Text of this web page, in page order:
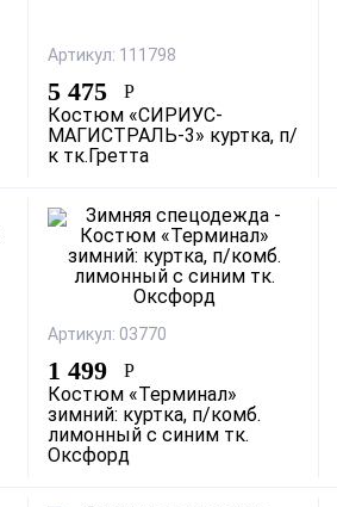
Артикул: 111798
5 475 Р
Костюм «СИРИУС-
МАГИСТРАЛЬ-3» куртка, п/
к тк.Гретта
Артикул: 03770
1 499 Р
Костюм «Терминал»
зимний: куртка, п/комб.
лимонный с синим тк.
Оксфорд